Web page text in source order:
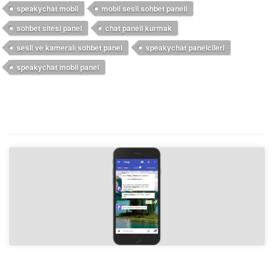
speakychat mobil
mobil sesli sohbet paneli
sohbet sitesi panel
chat paneli kurmak
sesli ve kameralı sohbet panel
speakychat panelcileri
speakychat mobil panel